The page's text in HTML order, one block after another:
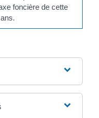
foncière de cette